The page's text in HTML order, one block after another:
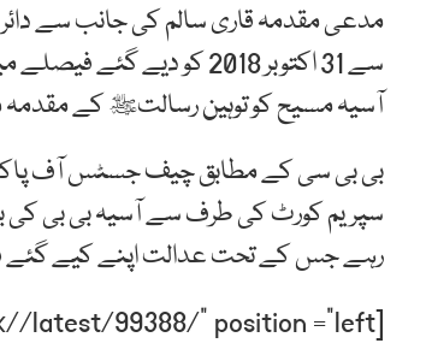
مدعی مقدمہ قاری سالم کی جانب سے
سے 31 اکتوبر 2018 کو
آسیہ مسیح کو توہین رسالتﷺ کے مقدمہ
بی بی سی کے مطابق چیف جسٹس آف
سپریم کورٹ کی طرف سے آسیہ بی بی
رہے جس کے تحت عدالت اپنے کیے گئے
[post-relate link=”https://humnews.pk//latest/99388/” position =”left”]